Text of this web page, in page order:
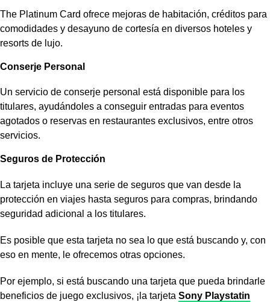
The Platinum Card ofrece mejoras de habitación, créditos para
comodidades y desayuno de cortesía en diversos hoteles y
resorts de lujo.
Conserje Personal
Un servicio de conserje personal está disponible para los
titulares, ayudándoles a conseguir entradas para eventos
agotados o reservas en restaurantes exclusivos, entre otros
servicios.
Seguros de Protección
La tarjeta incluye una serie de seguros que van desde la
protección en viajes hasta seguros para compras, brindando
seguridad adicional a los titulares.
Es posible que esta tarjeta no sea lo que está buscando y, con
eso en mente, le ofrecemos otras opciones.
Por ejemplo, si está buscando una tarjeta que pueda brindarle
beneficios de juego exclusivos, ¡la tarjeta Sony Playstatin